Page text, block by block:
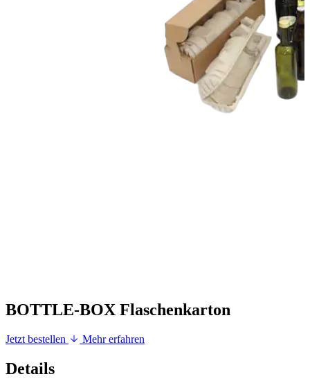
BOTTLE-BOX Flaschenkarton
Jetzt bestellen Mehr erfahren
Details